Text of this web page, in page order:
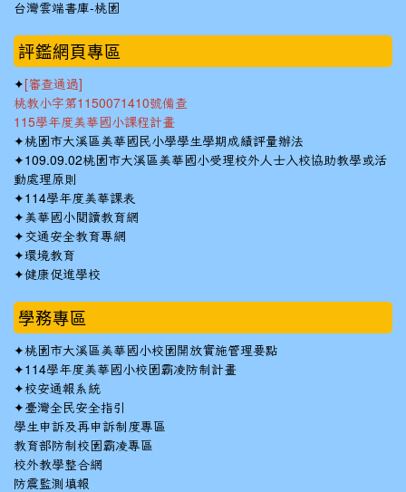
台灣雲端書庫-桃園
::: 評鑑網頁專區
✦ [審查通過]
桃教小字第1150071410號備查
115學年度美華國小課程計畫
✦桃園市大溪區美華國民小學學生學期成績評量辦法
✦109.09.02桃園市大溪區美華國小受理校外人士入校協助教學或活
動處理原則
✦114學年度美華課表
✦美華國小閱讀教育網
✦ 交通安全教育專網
✦環境教育
✦健康促進學校
學務專區
✦桃園市大溪區美華國小校園開放實施管理要點
✦114學年度美華國小校園霸凌防制計畫
✦校安通報系統
✦臺灣全民安全指引
學生申訴及再申訴制度專區
教育部防制校園霸凌專區
校外教學整合網
防震監測填報